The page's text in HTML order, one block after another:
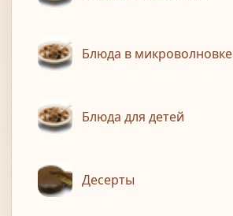
Блюда в микроволновке
Блюда для детей
Десерты